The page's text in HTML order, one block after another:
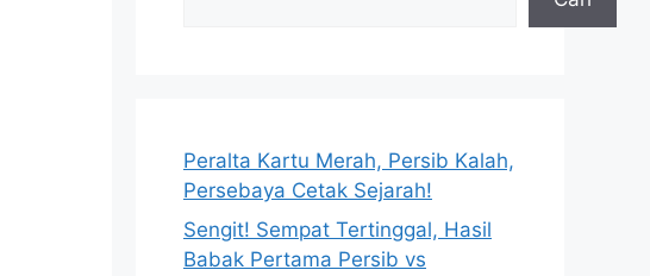
Peralta Kartu Merah, Persib Kalah,
Persebaya Cetak Sejarah!
Sengit! Sempat Tertinggal, Hasil
Babak Pertama Persib vs